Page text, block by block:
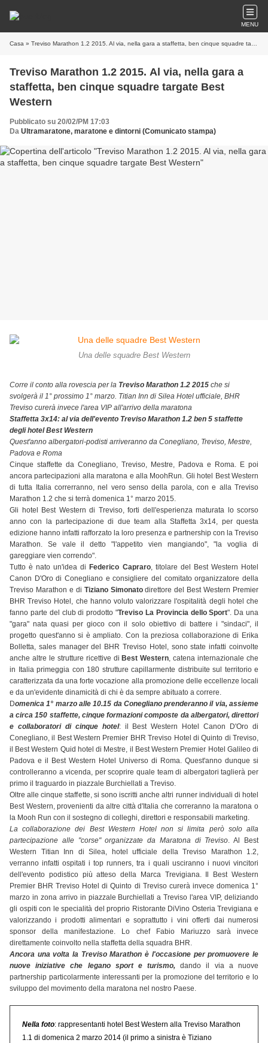
MENU
Casa » Treviso Marathon 1.2 2015. Al via, nella gara a staffetta, ben cinque squadre targate Best Western
Treviso Marathon 1.2 2015. Al via, nella gara a
staffetta, ben cinque squadre targate Best
Western
Pubblicato su 20/02/PM 17:03
Da Ultramaratone, maratone e dintorni (Comunicato stampa)
Una delle squadre Best Western
Corre il conto alla rovescia per la Treviso Marathon 1.2 2015 che si
svolgerà il 1° prossimo 1° marzo. Titian Inn di Silea Hotel ufficiale, BHR
Treviso curerà invece l'area VIP all'arrivo della maratona
Staffetta 3x14: al via dell'evento Treviso Marathon 1.2 ben 5 staffette
degli hotel Best Western
Quest'anno albergatori-podisti arriveranno da Conegliano, Treviso, Mestre,
Padova e Roma
Cinque staffette da Conegliano, Treviso, Mestre, Padova e Roma. E poi
ancora partecipazioni alla maratona e alla MoohRun. Gli hotel Best Western
di tutta Italia correrranno, nel vero senso della parola, con e alla Treviso
Marathon 1.2 che si terrà domenica 1° marzo 2015.
Gli hotel Best Western di Treviso, forti dell'esperienza maturata lo scorso
anno con la partecipazione di due team alla Staffetta 3x14, per questa
edizione hanno infatti rafforzato la loro presenza e partnership con la Treviso
Marathon. Se vale il detto "l'appetito vien mangiando", "la voglia di
gareggiare vien correndo".
Tutto è nato un'idea di Federico Capraro, titolare del Best Western Hotel
Canon D'Oro di Conegliano e consigliere del comitato organizzatore della
Treviso Marathon e di Tiziano Simonatodirettore del Best Western Premier
BHR Treviso Hotel, che hanno voluto valorizzare l'ospitalità degli hotel che
fanno parte del club di prodotto "Treviso La Provincia dello Sport". Da una
"gara" nata quasi per gioco con il solo obiettivo di battere i "sindaci", il
progetto quest'anno si è ampliato. Con la preziosa collaborazione di Erika
Bolletta, sales manager del BHR Treviso Hotel, sono state infatti coinvolte
anche altre le strutture ricettive di Best Western, catena internazionale che
in Italia primeggia con 180 strutture capillarmente distribuite sul territorio e
caratterizzata da una forte vocazione alla promozione delle eccellenze locali
e da un'evidente dinamicità di chi è da sempre abituato a correre.
Domenica 1° marzo alle 10.15 da Conegliano prenderanno il via, assieme
a circa 150 staffette, cinque formazioni composte da albergatori, direttori
e collaboratori di cinque hotel: il Best Western Hotel Canon D'Oro di
Conegliano, il Best Western Premier BHR Treviso Hotel di Quinto di Treviso,
il Best Western Quid hotel di Mestre, il Best Western Premier Hotel Galileo di
Padova e il Best Western Hotel Universo di Roma. Quest'anno dunque si
controlleranno a vicenda, per scoprire quale team di albergatori taglierà per
primo il traguardo in piazzale Burchiellati a Treviso.
Oltre alle cinque staffette, si sono iscritti anche altri runner individuali di hotel
Best Western, provenienti da altre città d'Italia che correranno la maratona o
la Mooh Run con il sostegno di colleghi, direttori e responsabili marketing.
La collaborazione dei Best Western Hotel non si limita però solo alla
partecipazione alle "corse" organizzate da Maratona di Treviso. Al Best
Western Titian Inn di Silea, hotel ufficiale della Treviso Marathon 1.2,
verranno infatti ospitati i top runners, tra i quali usciranno i nuovi vincitori
dell'evento podistico più atteso della Marca Trevigiana. Il Best Western
Premier BHR Treviso Hotel di Quinto di Treviso curerà invece domenica 1°
marzo in zona arrivo in piazzale Burchiellati a Treviso l'area VIP, deliziando
gli ospiti con le specialità del proprio Ristorante DiVino Osteria Trevigiana e
valorizzando i prodotti alimentari e soprattutto i vini offerti dai numerosi
sponsor della manifestazione. Lo chef Fabio Mariuzzo sarà invece
direttamente coinvolto nella staffetta della squadra BHR.
Ancora una volta la Treviso Marathon è l'occasione per promuovere le
nuove iniziative che legano sport e turismo, dando il via a nuove
partnership particolarmente interessanti per la promozione del territorio e lo
sviluppo del movimento della maratona nel nostro Paese.
Nella foto: rappresentanti hotel Best Western alla Treviso Marathon
1.1 di domenica 2 marzo 2014 (il primo a sinistra è Tiziano